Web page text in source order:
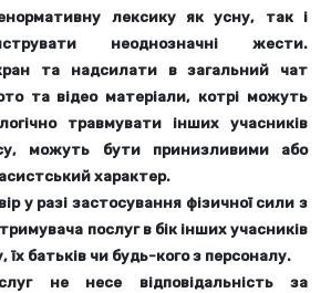
лексику як усну, так і
неоднозначні жести.
та надсилати в загальний чат
та відео матеріали, котрі можуть
травмувати інших учасників
можуть бути принизливими або
характер.
у разі застосування фізичної сили з
послуг в бік інших учасників
їх батьків чи будь-кого з персоналу.
не несе відповідальність за